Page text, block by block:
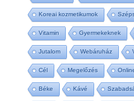
Koreai kozmetikumok
Vitamin Gyermekeknek
Jutalom Webáruház
Cél Megelőzés
Béke Kávé